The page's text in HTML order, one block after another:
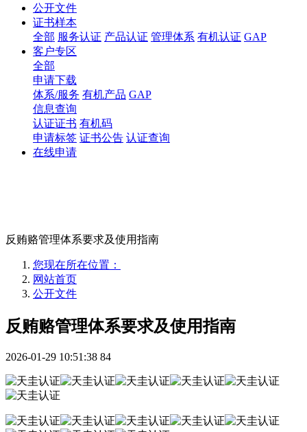
公开文件
证书样本
全部 服务认证 产品认证 管理体系 有机认证 GAP
客户专区
全部
申请下载
体系/服务 有机产品 GAP
信息查询
认证证书 有机码
申请标签 证书公告 认证查询
在线申请
反贿赂管理体系要求及使用指南
您现在所在位置：
网站首页
公开文件
反贿赂管理体系要求及使用指南
2026-01-29 10:51:38 84